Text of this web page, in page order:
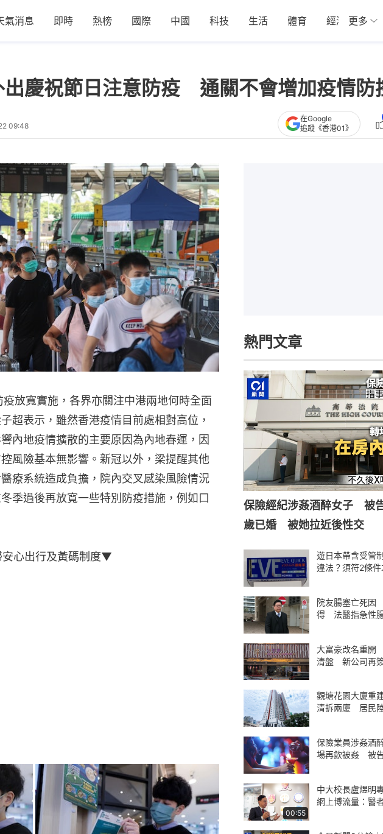
氣消息 即時 熱榜 國際 中國 科技 生活 體育 經濟 01
更多
出慶祝節日注意防疫 通關不會增加疫情防
09:48
在Google
追蹤《香港01》
放寬實施，各界亦關注中港兩地何時全面
超表示，雖然香港疫情目前處相對高位，
內地疫情擴散的主要原因為內地春運，因
風險基本無影響。新冠以外，梁提醒其他
療系統造成負擔，院內交叉感染風險情況
季過後再放寬一些特別防疫措施，例如口
心出行及黃碼制度▼
熱門文章
保險經紀涉姦酒醉女子 被
歲已婚 被她拉近後性交
遊日本帶含受管
違法？須符2條
院友腸塞亡死因
得 法醫指急性
大富豪改名重開
清盤 新公司再
觀塘花園大廈重
清拆兩廈 居民
保險業員涉姦酒
場再飲被姦 被
00:55
中大校長盧煜明
網上博流量：醫